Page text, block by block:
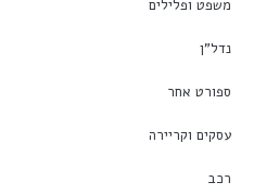
משפט ופלילים
נדל"ן
ספורט אחר
עסקים וקריירה
רכב